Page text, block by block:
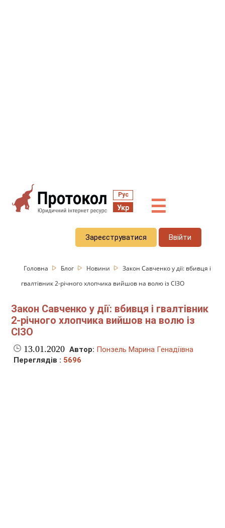
Рус
Укр ☰
Зареєструватися Ввійти
Головна Блог Новини
Закон Савченко у дії: вбивця і
гвалтівник 2-річного хлопчика вийшов на волю із СІЗО
Закон Савченко у дії: вбивця і гвалтівник
2-річного хлопчика вийшов на волю із
СІЗО
13.01.2020 Автор: Понзель Марина Генадіївна
Переглядів : 5696